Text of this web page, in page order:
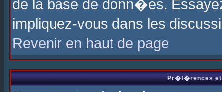
de la base de donn�es.
impliquez-vous dans les
Revenir en haut de page
Pr�f�rences et